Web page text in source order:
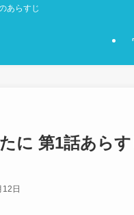
あらすじ
に 第1話あら
日